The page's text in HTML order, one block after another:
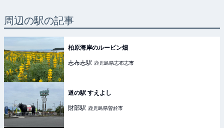
周辺の駅の記事
柏原海岸のルーピン畑
志布志駅 鹿児島県志布志市
道の駅 すえよし
財部駅 鹿児島県曽於市